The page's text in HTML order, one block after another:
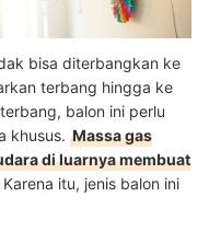
bisa diterbangkan ke
terbang hingga ke
balon ini perlu
khusus. Massa gas
di luarnya membuat
Karena itu, jenis balon ini